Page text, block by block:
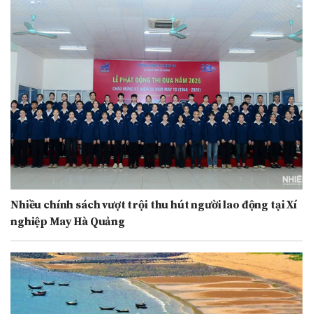
Nhiều chính sách vượt trội thu hút người lao động tại Xí
nghiệp May Hà Quảng